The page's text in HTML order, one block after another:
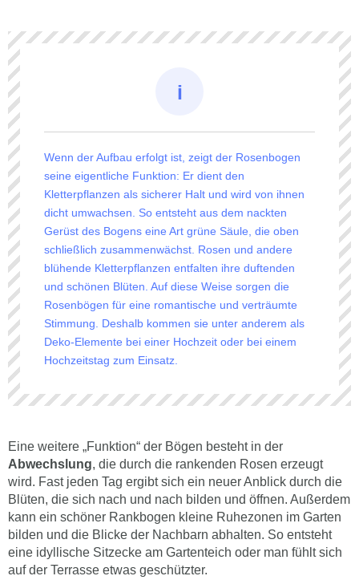
Wenn der Aufbau erfolgt ist, zeigt der Rosenbogen
seine eigentliche Funktion: Er dient den
Kletterpflanzen als sicherer Halt und wird von ihnen
dicht umwachsen. So entsteht aus dem nackten
Gerüst des Bogens eine Art grüne Säule, die oben
schließlich zusammenwächst. Rosen und andere
blühende Kletterpflanzen entfalten ihre duftenden
und schönen Blüten. Auf diese Weise sorgen die
Rosenbögen für eine romantische und verträumte
Stimmung. Deshalb kommen sie unter anderem als
Deko-Elemente bei einer Hochzeit oder bei einem
Hochzeitstag zum Einsatz.
Eine weitere „Funktion“ der Bögen besteht in der
Abwechslung, die durch die rankenden Rosen erzeugt
wird. Fast jeden Tag ergibt sich ein neuer Anblick durch die
Blüten, die sich nach und nach bilden und öffnen. Außerdem
kann ein schöner Rankbogen kleine Ruhezonen im Garten
bilden und die Blicke der Nachbarn abhalten. So entsteht
eine idyllische Sitzecke am Gartenteich oder man fühlt sich
auf der Terrasse etwas geschützter.